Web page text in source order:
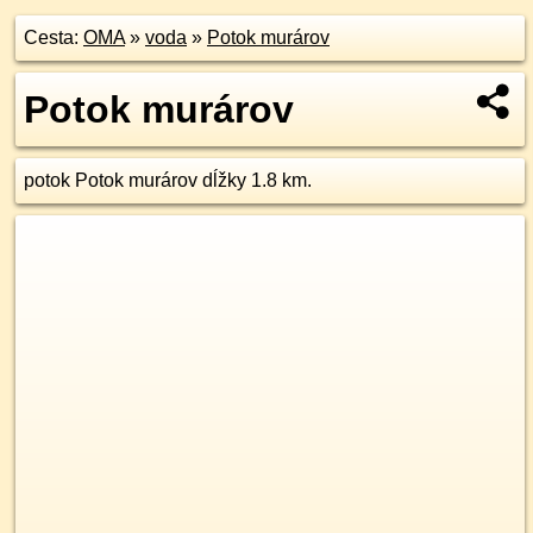
Cesta: OMA» voda » Potok murárov
Potok murárov
potok Potok murárov dĺžky 1.8 km.